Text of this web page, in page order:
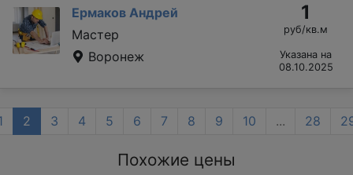
Ермаков Андрей
Мастер
Воронеж
1
руб/кв.м
Указана на
08.10.2025
2 3 4 5 6 7 8 9 10 ... 28
Похожие цены